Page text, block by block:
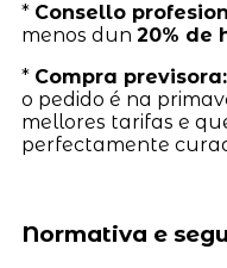
* Consello
menos dun 20% de
* Compra previsora:
o pedido é na
mellores tarifas e
perfectamente
Normativa e